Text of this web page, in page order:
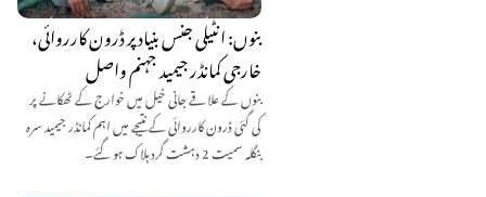
بنوں: انٹیلی جنس بنیاد پر ڈرون کارروائی،
خارجی کمانڈر جیمید جہنم واصل
بنوں کے علاقے جانی خیل میں خوارج کے ٹھکانے پر
کی گئی ڈرون کارروائی کے نتیجے میں اہم کمانڈر جیمید سرہ
بنگلہ سمیت 2 دہشت گرد ہلاک ہو گئے۔